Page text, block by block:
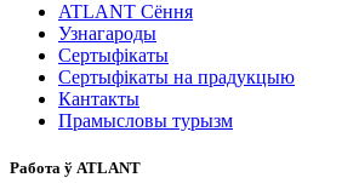
ATLANT Сёння
Узнагароды
Сертыфікаты
Сертыфікаты на прадукцыю
Кантакты
Прамысловы турызм
Работа ў ATLANT